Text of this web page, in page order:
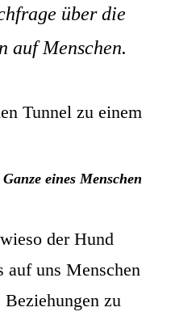
über die
auf Menschen.
eines Menschen
der Hund
auf uns Menschen
zu